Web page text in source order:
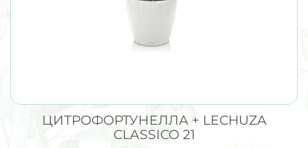
ЦИТРОФОРТУНЕЛЛА + LECHUZA
CLASSICO 21